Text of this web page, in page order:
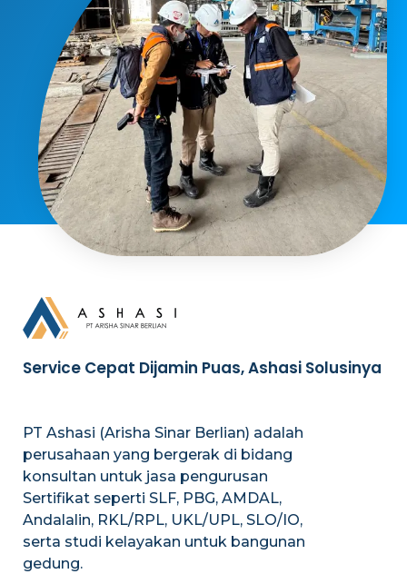
Service Cepat Dijamin Puas, Ashasi Solusinya
PT Ashasi (Arisha Sinar Berlian) adalah
perusahaan yang bergerak di bidang
konsultan untuk jasa pengurusan
Sertifikat seperti SLF, PBG, AMDAL,
Andalalin, RKL/RPL, UKL/UPL, SLO/IO,
serta studi kelayakan untuk bangunan
gedung.